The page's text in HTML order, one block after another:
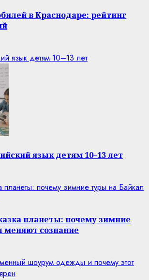
в Краснодаре: рейтинг
язык детям 10–13 лет
язык детям 10–13 лет
планеты: почему зимние туры на Байкал
планеты: почему зимние
меняют сознание
шоурум одежды и почему этот